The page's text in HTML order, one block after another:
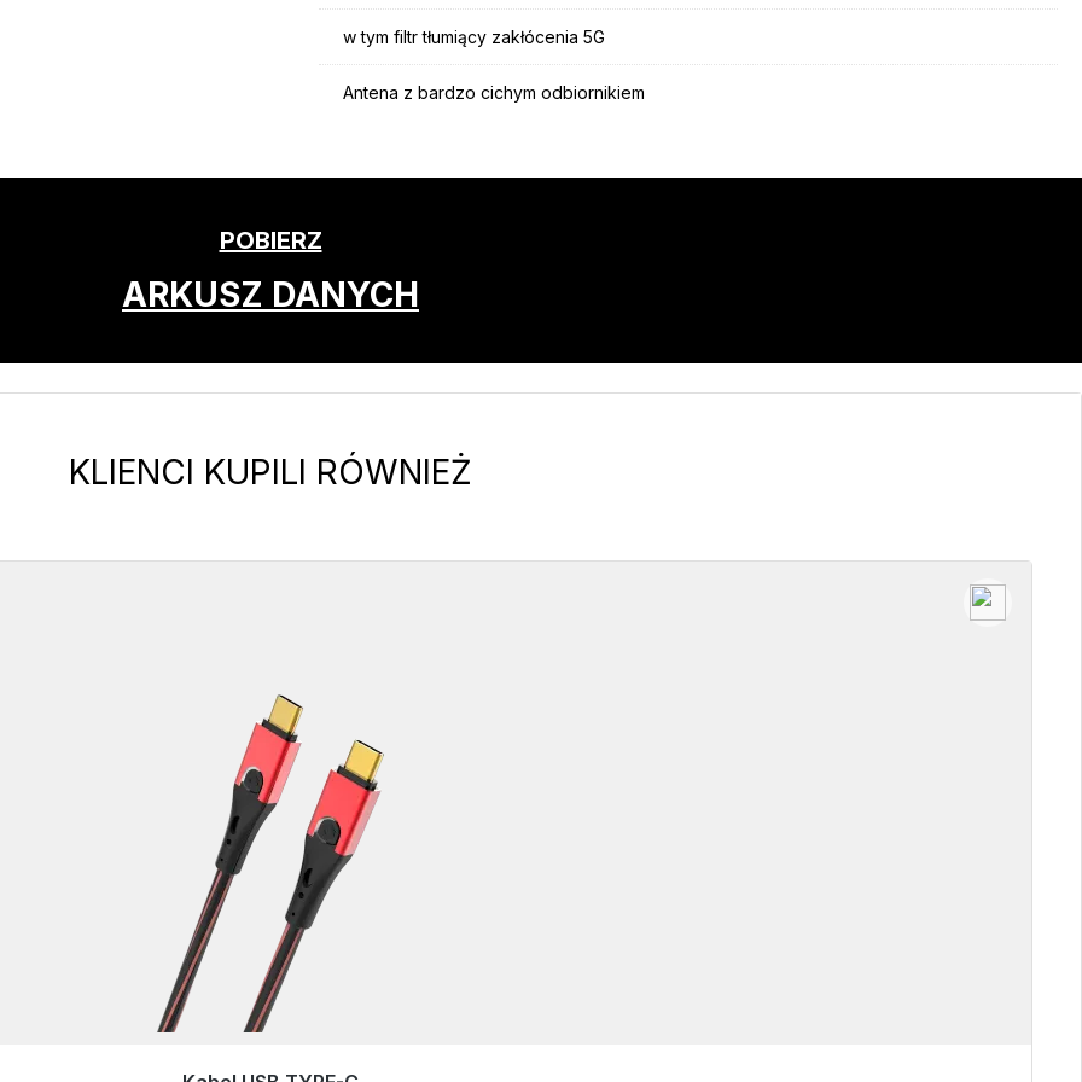
w tym filtr tłumiący zakłócenia 5G
Antena z bardzo cichym odbiornikiem
POBIERZ
ARKUSZ DANYCH
KLIENCI KUPILI RÓWNIEŻ